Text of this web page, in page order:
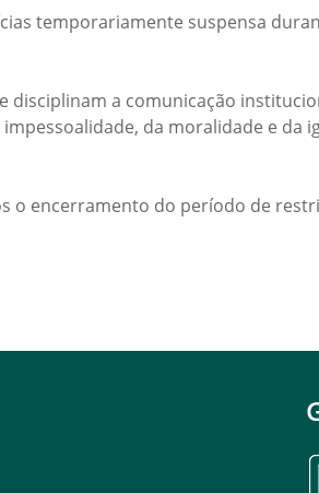
temporariamente suspensa
a comunicação
da moralidade e da
encerramento do período de